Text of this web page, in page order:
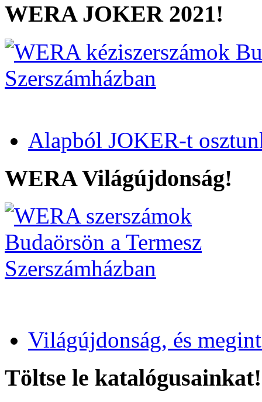
WERA JOKER 2021!
Alapból JOKER-t
WERA Világújdonság!
Világújdonság, és
Töltse le katalógusainkat!